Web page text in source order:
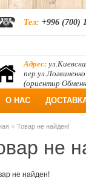
Адрес:
пер.ул.Логвиненко
(ориентир
Тел: +996 (700)
О НАС
» Товар не найден!
не
не найден!